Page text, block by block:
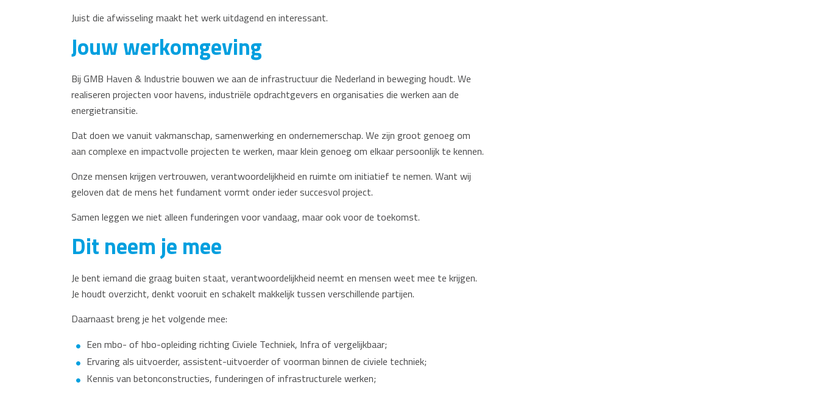
Juist die afwisseling maakt het werk uitdagend en interessant.
Jouw werkomgeving
Bij GMB Haven & Industrie bouwen we aan de infrastructuur die Nederland in beweging houdt. We
realiseren projecten voor havens, industriële opdrachtgevers en organisaties die werken aan de
energietransitie.
Dat doen we vanuit vakmanschap, samenwerking en ondernemerschap. We zijn groot genoeg om
aan complexe en impactvolle projecten te werken, maar klein genoeg om elkaar persoonlijk te kennen.
Onze mensen krijgen vertrouwen, verantwoordelijkheid en ruimte om initiatief te nemen. Want wij
geloven dat de mens het fundament vormt onder ieder succesvol project.
Samen leggen we niet alleen funderingen voor vandaag, maar ook voor de toekomst.
Dit neem je mee
Je bent iemand die graag buiten staat, verantwoordelijkheid neemt en mensen weet mee te krijgen.
Je houdt overzicht, denkt vooruit en schakelt makkelijk tussen verschillende partijen.
Daarnaast breng je het volgende mee:
Een mbo- of hbo-opleiding richting Civiele Techniek, Infra of vergelijkbaar;
Ervaring als uitvoerder, assistent-uitvoerder of voorman binnen de civiele techniek;
Kennis van betonconstructies, funderingen of infrastructurele werken;